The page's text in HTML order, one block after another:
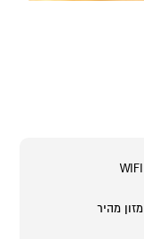
WIFI
מזון מהיר